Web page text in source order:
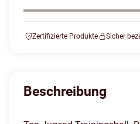
Zertifizierte Produkte Sicher
Beschreibung